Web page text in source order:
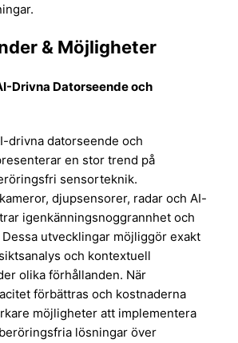
& Möjligheter
Drivna Datorseende och
drivna datorseende och
en stor trend på
sensorteknik.
djupsensorer, radar och AI-
igenkänningsnoggrannhet och
utvecklingar möjliggör exakt
och kontextuell
olika förhållanden. När
förbättras och kostnaderna
möjligheter att implementera
lösningar över